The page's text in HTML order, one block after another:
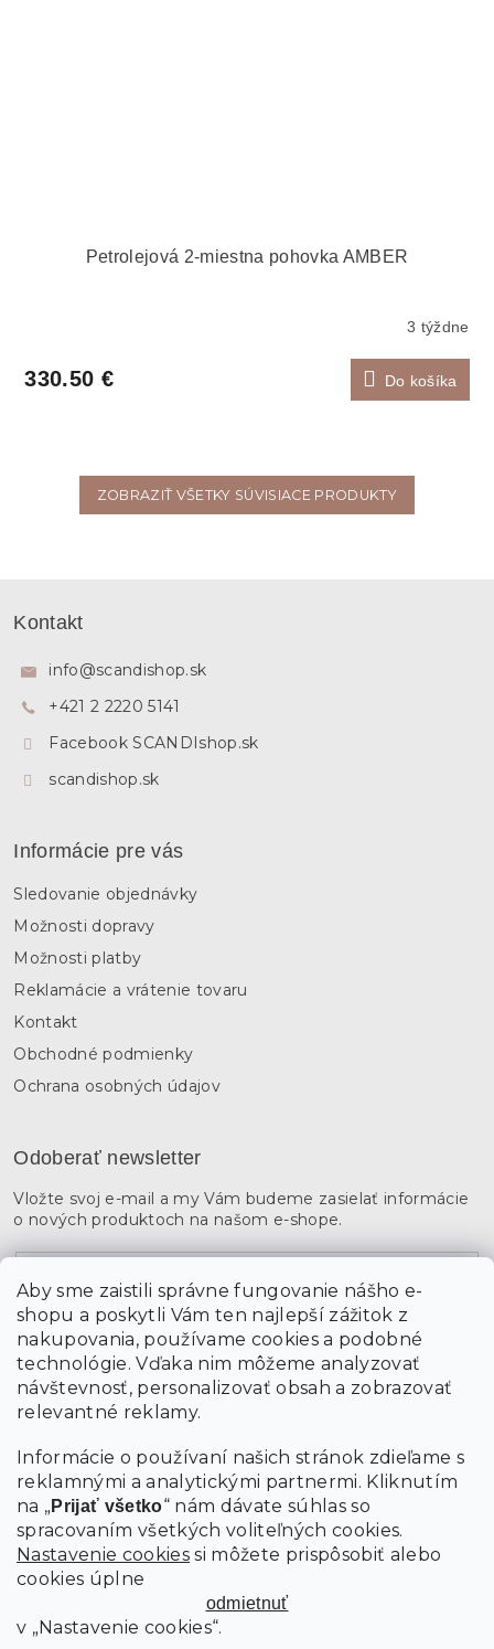
Aby sme zaistili správne fungovanie nášho e-
shopu a poskytli Vám ten najlepší zážitok z
nakupovania, používame cookies a podobné
technológie. Vďaka nim môžeme analyzovať
návštevnosť, personalizovať obsah a zobrazovať
relevantné reklamy.
Informácie o používaní našich stránok zdieľame s
reklamnými a analytickými partnermi. Kliknutím
na „Prijať všetko“ nám dávate súhlas so
spracovaním všetkých voliteľných cookies.
Nastavenie cookies si môžete prispôsobiť alebo
cookies úplne
odmietnuť
v „Nastavenie cookies“.
Petrolejová 2-miestna pohovka AMBER
3 týždne
330.50 € Do košíka
ZOBRAZIŤ VŠETKY SÚVISIACE PRODUKTY
Kontakt
info@scandishop.sk
+421 2 2220 5141
Facebook SCANDIshop.sk
scandishop.sk
Informácie pre vás
Sledovanie objednávky
Možnosti dopravy
Možnosti platby
Reklamácie a vrátenie tovaru
Kontakt
Obchodné podmienky
Ochrana osobných údajov
Odoberať newsletter
Vložte svoj e-mail a my Vám budeme zasielať informácie
o nových produktoch na našom e-shope.
Vložením údajov súhlasíte s podmienkami ochrany
osobných údajov
PRIHLÁSIŤ SA